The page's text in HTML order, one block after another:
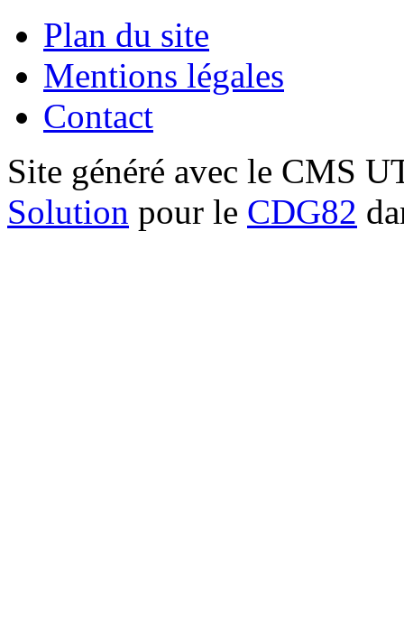
Plan du site
Mentions légales
Contact
Site généré avec le CMS
Solution pour le CDG82